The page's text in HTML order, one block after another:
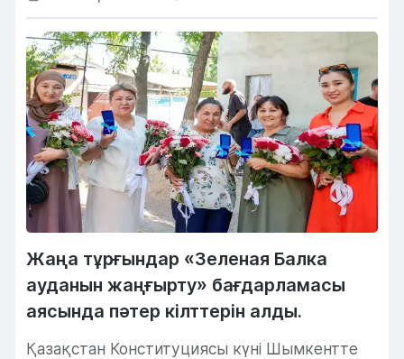
Жаңа тұрғындар «Зеленая Балка
ауданын жаңғырту» бағдарламасы
аясында пәтер кілттерін алды.
Қазақстан Конституциясы күні Шымкентте